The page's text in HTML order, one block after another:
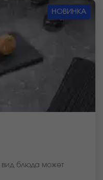
НОВИНКА
блюда может